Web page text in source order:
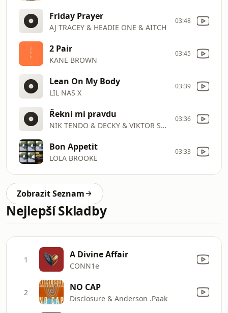
Friday Prayer
AJ TRACEY & HEADIE ONE & AITCH
03:48
2 Pair
KANE BROWN
03:45
Lean On My Body
LIL NAS X
03:39
Řekni mi pravdu
NIK TENDO & DECKY & VIKTOR SHEEN
03:36
Bon Appetit
LOLA BROOKE
03:33
Zobrazit Seznam
Nejlepší Skladby
1 A Divine Affair
CONN1e
2 NO CAP
Disclosure & Anderson .Paak